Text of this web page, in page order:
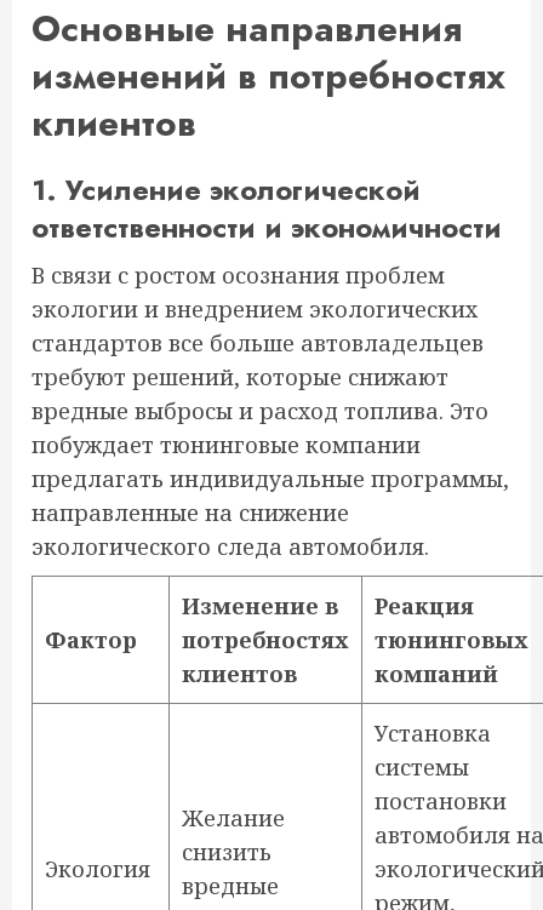
Основные направления
изменений в потребностях
клиентов
1. Усиление экологической
ответственности и экономичности
В связи с ростом осознания проблем
экологии и внедрением экологических
стандартов все больше автовладельцев
требуют решений, которые снижают
вредные выбросы и расход топлива. Это
побуждает тюнинговые компании
предлагать индивидуальные программы,
направленные на снижение
экологического следа автомобиля.
Фактор
Изменение в
потребностях
клиентов
Реакция
тюнинговых
компаний
Экология
Желание
снизить
вредные
Установка
системы
постановки
автомобиля на
режим,